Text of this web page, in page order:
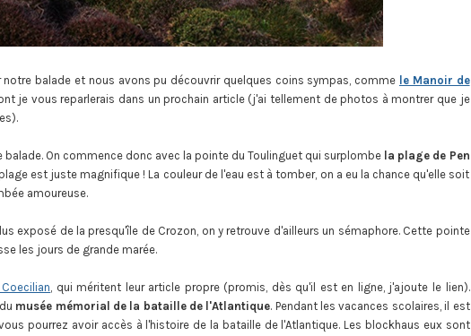
balade et nous avons pu découvrir quelques coins sympas, comme le Manoir de
je vous reparlerais dans un prochain article (j'ai tellement de photos à montrer que je
On commence donc avec la pointe du Toulinguet qui surplombe la plage de Pen
est juste magnifique ! La couleur de l'eau est à tomber, on a eu la chance qu'elle soit
amoureuse.
exposé de la presqu'île de Crozon, on y retrouve d'ailleurs un sémaphore. Cette pointe
les jours de grande marée.
, qui méritent leur article propre (promis, dès qu'il est en ligne, j'ajoute le lien).
musée mémorial de la bataille de l'Atlantique. Pendant les vacances scolaires, il est
pourrez avoir accès à l'histoire de la bataille de l'Atlantique. Les blockhaus eux sont